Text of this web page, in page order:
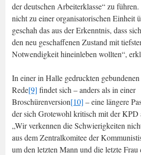
der deutschen Arbeiterklasse“ zu
nicht zu einer organisatorischen Einheit
geschah das aus der Erkenntnis, dass
den neu geschaffenen Zustand mit
Notwendigkeit hineinleben wollten“,
In einer in Halle gedruckten
Rede[9] findet sich – anders als in einer
Broschürenversion[10] – eine längere
der sich Grotewohl kritisch mit der KPD
„Wir verkennen die Schwierigkeiten
aus dem Zentralkomitee der
um den letzten Mann und die letzte Frau